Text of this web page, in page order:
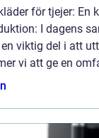
för tjejer: En
I dagens
viktig del i att
vi att ge en